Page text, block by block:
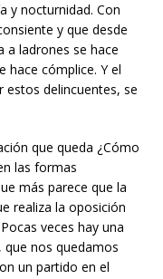
y nocturnidad. Con
y que desde
a ladrones se hace
hace cómplice. Y el
estos delincuentes, se
que queda ¿Cómo
las formas
más parece que la
realiza la oposición
veces hay una
nos quedamos
un partido en el